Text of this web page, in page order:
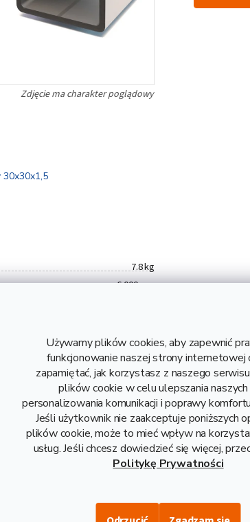
Używamy plików cookies, aby zapewnić
funkcjonowanie naszej strony internetowej
zapamiętać, jak korzystasz z naszego
plików cookie w celu ulepszania naszych
personalizowania komunikacji i poprawy
Jeśli użytkownik nie zaakceptuje poniższych
plików cookie, może to mieć wpływ na
usług. Jeśli chcesz dowiedzieć się więcej,
Politykę Prywatności
7.8 kg
6 000 mm
napylony
1,3 kg
7,8 kg
9,43 zł bez VAT
Stal
Opis i danne techniczne